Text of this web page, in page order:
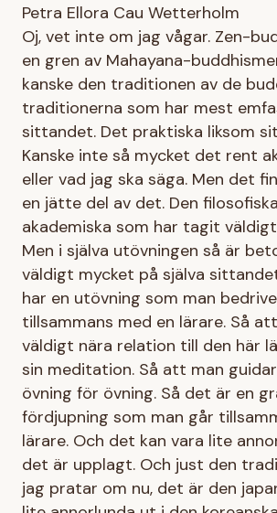
Petra Ellora Cau Wetterholm
Oj, vet inte om jag vågar. Zen-
en gren av Mahayana-
kanske den traditionen av de
traditionerna som har mest
sittandet. Det praktiska liksom
Kanske inte så mycket det rent
eller vad jag ska säga. Men det
en jätte del av det. Den
akademiska som har tagit
Men i själva utövningen så är
väldigt mycket på själva
har en utövning som man
tillsammans med en lärare. Så
väldigt nära relation till den här
sin meditation. Så att man
övning för övning. Så det är en
fördjupning som man går
lärare. Och det kan vara lite
det är upplagt. Och just den
jag pratar om nu, det är den